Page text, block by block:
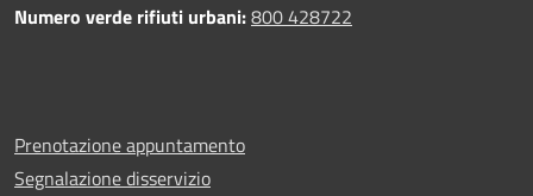
Numero verde rifiuti urbani:800 428722
Prenotazione appuntamento
Segnalazione disservizio